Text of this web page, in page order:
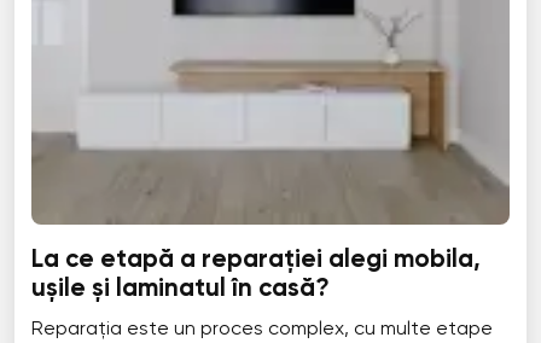
La ce etapă a reparației alegi mobila,
ușile și laminatul în casă?
Reparația este un proces complex, cu multe etape